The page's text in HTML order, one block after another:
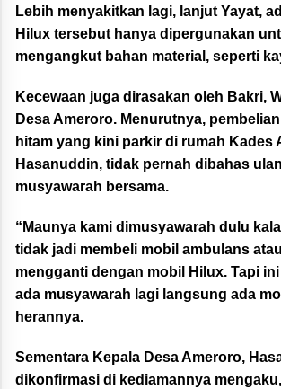
Lebih menyakitkan lagi, lanjut Yayat,
Hilux tersebut hanya dipergunakan
mengangkut bahan material, seperti
Kecewaan juga dirasakan oleh Bakri,
Desa Ameroro. Menurutnya,
hitam yang kini parkir di rumah Kades
Hasanuddin, tidak pernah dibahas
musyawarah bersama.
“Maunya kami dimusyawarah dulu
tidak jadi membeli mobil ambulans
mengganti dengan mobil Hilux. Tapi
ada musyawarah lagi langsung ada
herannya.
Sementara Kepala Desa Ameroro,
dikonfirmasi di kediamannya